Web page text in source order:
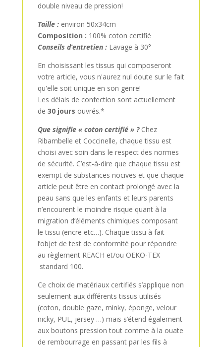
double niveau de pression!
Taille :environ 50x34cm
Composition : 100% coton certifié
Conseils d’entretien :Lavage à 30°
En choisissant les tissus qui composeront
votre article, vous n'aurez nul doute sur le fait
qu'elle soit unique en son genre!
Les délais de confection sont actuellement
de 30 jours ouvrés.*
Que signifie « coton certifié » ?Chez
Ribambelle et Coccinelle, chaque tissu est
choisi avec soin dans le respect des normes
de sécurité. C’est-à-dire que chaque tissu est
exempt de substances nocives et que chaque
article peut être en contact prolongé avec la
peau sans que les enfants et leurs parents
n’encourent le moindre risque quant à la
migration d’éléments chimiques composant
le tissu (encre etc…). Chaque tissu à fait
l’objet de test de conformité pour répondre
au règlement REACH et/ou OEKO-TEX
standard 100.
Ce choix de matériaux certifiés s’applique non
seulement aux différents tissus utilisés
(coton, double gaze, minky, éponge, velour
nicky, PUL, jersey …) mais s’étend également
aux boutons pression tout comme à la ouate
de rembourrage en passant par les fils à